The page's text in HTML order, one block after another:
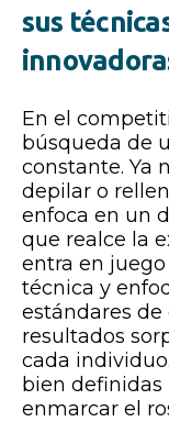
sus
En el
búsqueda de
constante. Ya
depilar o
enfoca en un
que realce la
entra en juego
técnica y
estándares de
resultados
cada
bien definidas
enmarcar el